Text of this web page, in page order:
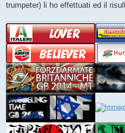
trumpeter) li ho effettuati ed il